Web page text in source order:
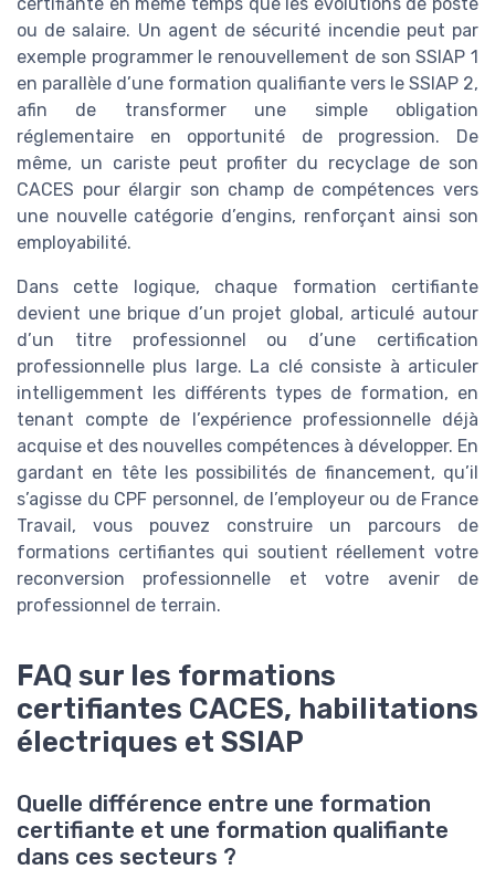
ou de salaire. Un agent de sécurité incendie peut par
exemple programmer le renouvellement de son SSIAP 1
en parallèle d’une formation qualifiante vers le SSIAP 2,
afin de transformer une simple obligation
réglementaire en opportunité de progression. De
même, un cariste peut profiter du recyclage de son
CACES pour élargir son champ de compétences vers
une nouvelle catégorie d’engins, renforçant ainsi son
employabilité.
Dans cette logique, chaque formation certifiante
devient une brique d’un projet global, articulé autour
d’un titre professionnel ou d’une certification
professionnelle plus large. La clé consiste à articuler
intelligemment les différents types de formation, en
tenant compte de l’expérience professionnelle déjà
acquise et des nouvelles compétences à développer. En
gardant en tête les possibilités de financement, qu’il
s’agisse du CPF personnel, de l’employeur ou de France
Travail, vous pouvez construire un parcours de
formations certifiantes qui soutient réellement votre
reconversion professionnelle et votre avenir de
professionnel de terrain.
FAQ sur les formations
certifiantes CACES, habilitations
électriques et SSIAP
Quelle différence entre une formation
certifiante et une formation qualifiante
dans ces secteurs ?